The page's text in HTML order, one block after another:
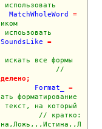
MatchWholeWord
=
=
все формы
//
;
Format_
=
форматирование
на который
//